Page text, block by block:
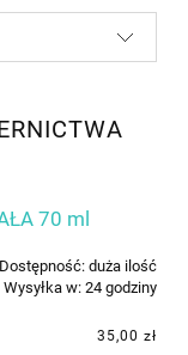
70 ml
Dostępność: duża ilość
Wysyłka w: 24 godziny
35,00 zł